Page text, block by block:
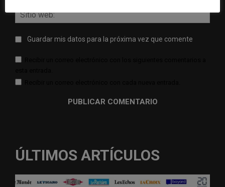
Sitio
web:
Guardar mis datos para la próxima vez que comente
ÚLTIMOS ARTÍCULOS